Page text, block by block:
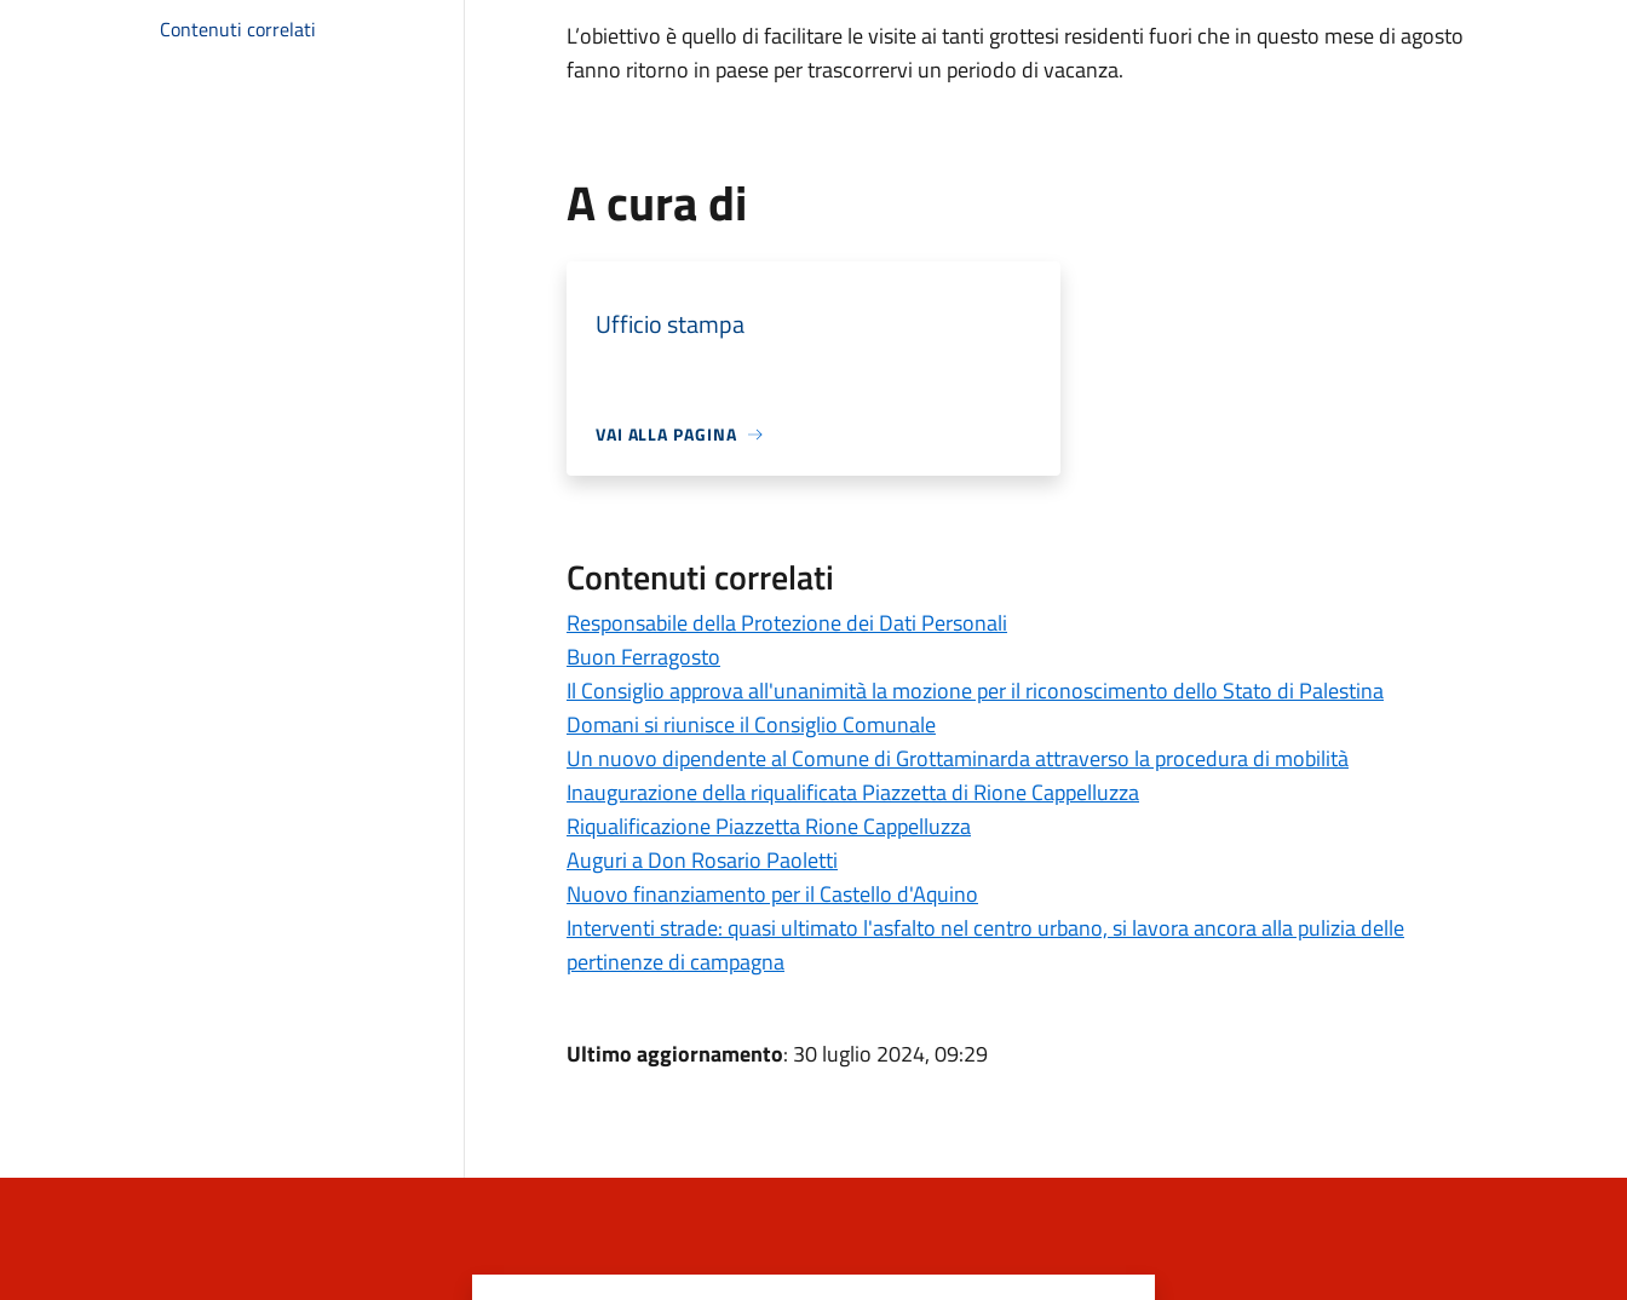
Contenuti correlati
L’obiettivo è quello di facilitare le visite ai tanti grottesi residenti fuori che in questo mese di agosto
fanno ritorno in paese per trascorrervi un periodo di vacanza.
A cura di
Ufficio stampa
VAI ALLA PAGINA
Contenuti correlati
Responsabile della Protezione dei Dati Personali
Buon Ferragosto
Il Consiglio approva all'unanimità la mozione per il riconoscimento dello Stato di Palestina
Domani si riunisce il Consiglio Comunale
Un nuovo dipendente al Comune di Grottaminarda attraverso la procedura di mobilità
Inaugurazione della riqualificata Piazzetta di Rione Cappelluzza
Riqualificazione Piazzetta Rione Cappelluzza
Auguri a Don Rosario Paoletti
Nuovo finanziamento per il Castello d'Aquino
Interventi strade: quasi ultimato l'asfalto nel centro urbano, si lavora ancora alla pulizia delle
pertinenze di campagna
Ultimo aggiornamento: 30 luglio 2024, 09:29